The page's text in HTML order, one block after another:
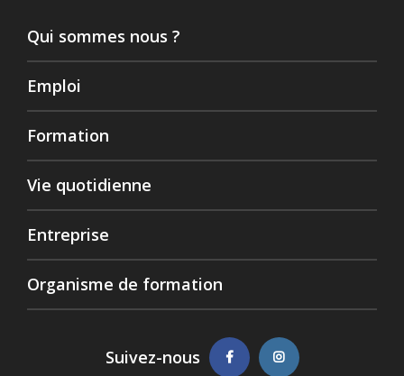
Qui sommes nous ?
Emploi
Formation
Vie quotidienne
Entreprise
Organisme de formation
Suivez-nous